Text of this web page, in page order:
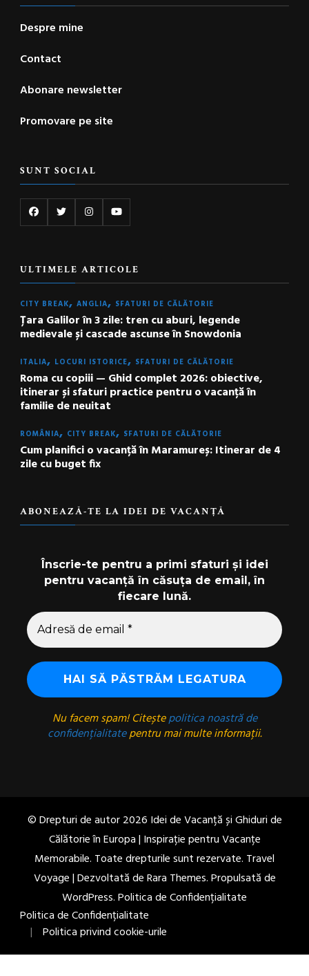
Despre mine
Contact
Abonare newsletter
Promovare pe site
SUNT SOCIAL
ULTIMELE ARTICOLE
CITY BREAK ANGLIA SFATURI DE CĂLĂTORIE
Țara Galilor în 3 zile: tren cu aburi, legende
medievale și cascade ascunse în Snowdonia
ITALIA LOCURI ISTORICE SFATURI DE CĂLĂTORIE
Roma cu copiii — Ghid complet 2026: obiective,
itinerar și sfaturi practice pentru o vacanță în
familie de neuitat
ROMÂNIA CITY BREAK SFATURI DE CĂLĂTORIE
Cum planifici o vacanță în Maramureș: Itinerar de 4
zile cu buget fix
ABONEAZĂ-TE LA IDEI DE VACANȚĂ
Înscrie-te pentru a primi sfaturi și idei
pentru vacanță în căsuța de email, în
fiecare lună.
Nu facem spam! Citeștepolitica noastră de
confidențialitatepentru mai multe informații.
© Drepturi de autor 2026 Idei de Vacanță și Ghiduri de
Călătorie în Europa | Inspirație pentru Vacanțe
Memorabile. Toate drepturile sunt rezervate. Travel
Voyage | Dezvoltată deRara Themes. Propulsată de
WordPress.Politica de Confidențialitate
Politica de Confidențialitate
Politica privind cookie-urile